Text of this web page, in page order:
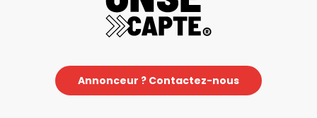
Annonceur ? Contactez-nous